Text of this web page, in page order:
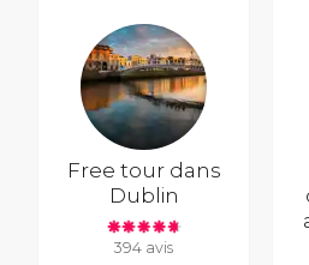
Free tour dans
Dublin
394 avis